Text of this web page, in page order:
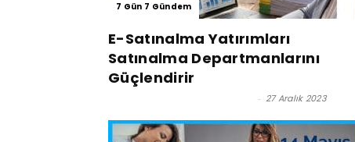
7 Gün 7 Gündem
E-Satınalma Yatırımları
Satınalma Departmanlarını
Güçlendirir
- 27 Aralık 2023